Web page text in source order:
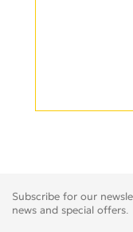
Subscribe for our
news and special offers.